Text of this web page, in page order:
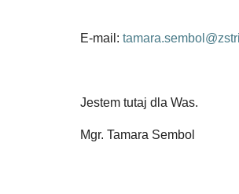
E-mail:
Jestem tutaj dla Was.
Mgr. Tamara Sembol